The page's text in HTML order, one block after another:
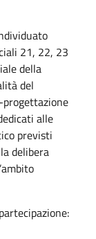
21, 22, 23
della
del
progettazione
alle
previsti
delibera